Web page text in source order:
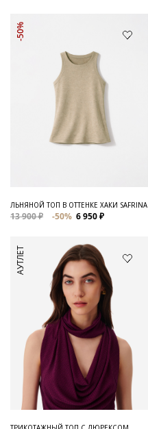
-50%
ЛЬНЯНОЙ ТОП В ОТТЕНКЕ ХАКИ SAFRINA
13 900 ₽ -50% 6 950 ₽
АУТЛЕТ